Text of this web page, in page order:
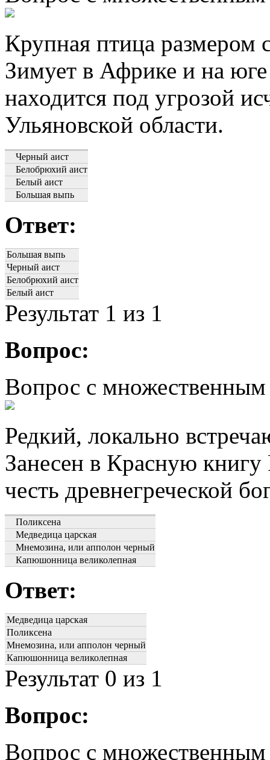
Крупная птица размером
Зимует в Африке и на
находится под угрозой
Ульяновской области.
Черный аист
Белобрюхий аист
Белый аист
Большая выпь
Ответ:
Большая выпь
Черный аист
Белобрюхий аист
Белый аист
Результат 1 из 1
Вопрос:
Вопрос с
Редкий, локально
Занесен в Красную книгу
честь древнегреческой
Поликсена
Медведица царская
Мнемозина, или апполон черный
Капюшонница великолепная
Ответ:
Медведица царская
Поликсена
Мнемозина, или апполон черный
Капюшонница великолепная
Результат 0 из 1
Вопрос:
Вопрос с